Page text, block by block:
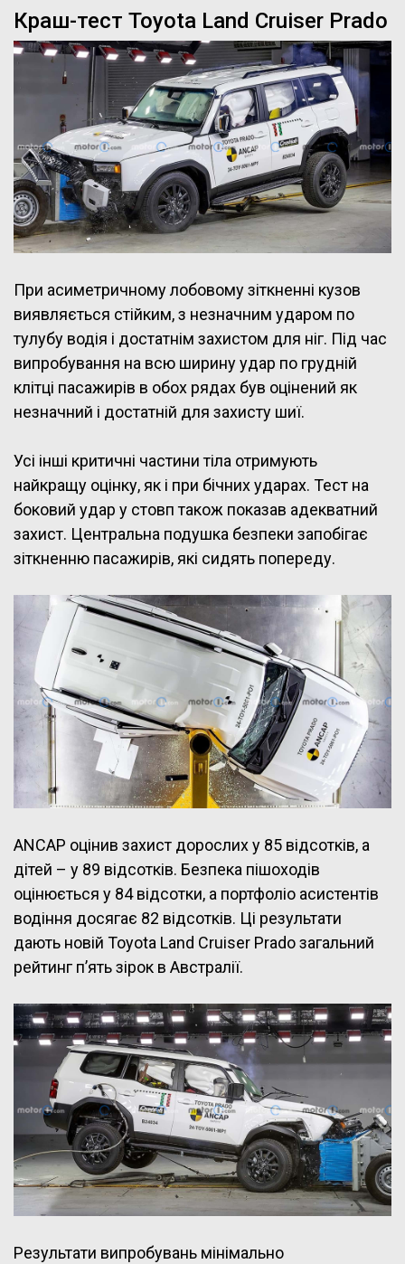
Краш-тест Toyota Land Cruiser Prado
При асиметричному лобовому зіткненні кузов
виявляється стійким, з незначним ударом по
тулубу водія і достатнім захистом для ніг. Під час
випробування на всю ширину удар по грудній
клітці пасажирів в обох рядах був оцінений як
незначний і достатній для захисту шиї.
Усі інші критичні частини тіла отримують
найкращу оцінку, як і при бічних ударах. Тест на
боковий удар у стовп також показав адекватний
захист. Центральна подушка безпеки запобігає
зіткненню пасажирів, які сидять попереду.
ANCAP оцінив захист дорослих у 85 відсотків, а
дітей – у 89 відсотків. Безпека пішоходів
оцінюється у 84 відсотки, а портфоліо асистентів
водіння досягає 82 відсотків. Ці результати
дають новій Toyota Land Cruiser Prado загальний
рейтинг п’ять зірок в Австралії.
Результати випробувань мінімально